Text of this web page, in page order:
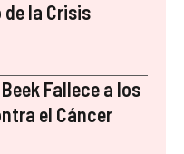
de la Crisis
Fallece a los
el Cáncer